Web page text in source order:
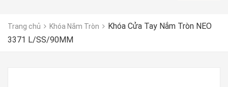
Trang chủ Khóa Nắm Tròn
Khóa Cửa Tay Nắm Tròn NEO
3371 L/SS/90MM